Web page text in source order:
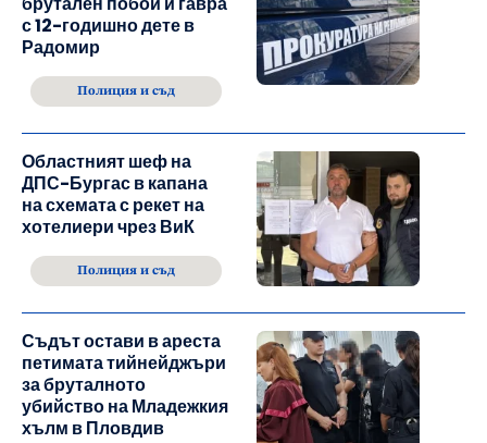
с 12-годишно дете в
Радомир
Полиция и съд
Областният шеф на
ДПС-Бургас в капана
на схемата с рекет на
хотелиери чрез ВиК
Полиция и съд
Съдът остави в ареста
петимата тийнейджъри
за бруталното
убийство на Младежкия
хълм в Пловдив